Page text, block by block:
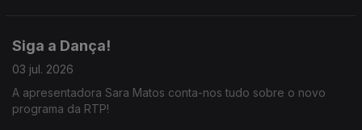
Siga a Dança!
03 jul. 2026
A apresentadora Sara Matos conta-nos tudo sobre o novo
programa da RTP!